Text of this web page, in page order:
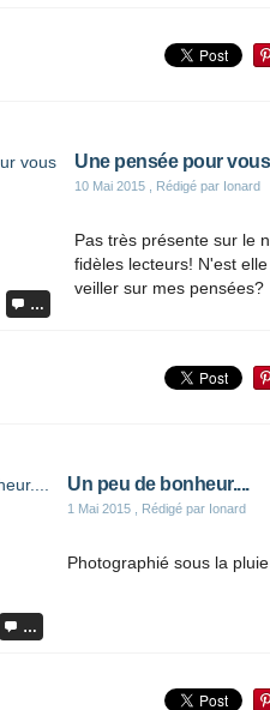
…
Une pensée pour vous
10 Mai 2015 , Rédigé par Ionard
Pas très présente sur le
fidèles lecteurs! N'est
veiller sur mes pensées?
…
Un peu de bonheur....
1 Mai 2015 , Rédigé par Ionard
Photographié sous la pluie